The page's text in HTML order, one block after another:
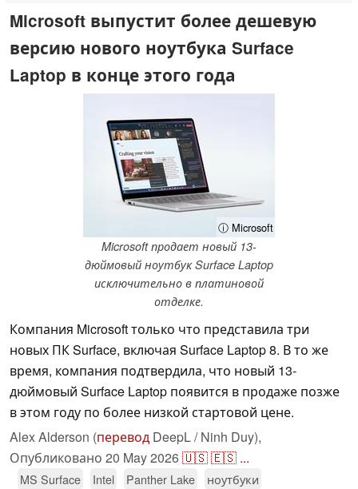
Microsoft выпустит более дешевую
версию нового ноутбука Surface
Laptop в конце этого года
ⓘ Microsoft
Microsoft продает новый 13-
дюймовый ноутбук Surface Laptop
исключительно в платиновой
отделке.
Компания Microsoft только что представила три
новых ПК Surface, включая Surface Laptop 8. В то же
время, компания подтвердила, что новый 13-
дюймовый Surface Laptop появится в продаже позже
в этом году по более низкой стартовой цене.
Alex Alderson (перевод DeepL / Ninh Duy),
Опубликовано 20 May 2026🇺🇸🇪🇸 ...
MS Surface Intel Panther Lake ноутбуки